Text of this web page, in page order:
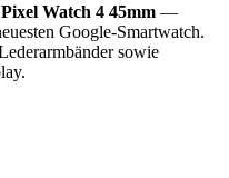
Watch 4 45mm —
Google-Smartwatch.
sowie